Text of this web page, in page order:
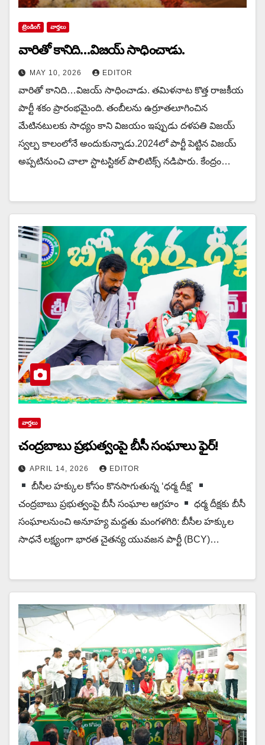
ట్రెండింగ్ వార్త‌లు
వారితో కానిది…విజయ్ సాధించాడు.
MAY 10, 2026 EDITOR
వారితో కానిది…విజయ్ సాధించాడు. త‌మిళ‌నాట కొత్త రాజ‌కీయ
పార్టీ శ‌కం ప్రారంభ‌మైంది. తంబీల‌ను ఉర్రూత‌లూగించిన
మేటిన‌టులకు సాధ్యం కాని విజ‌యం ఇప్పుడు ద‌ళ‌ప‌తి విజ‌య్
స్వ‌ల్ప కాలంలోనే అందుకున్నాడు.2024లో పార్టీ పెట్టిన విజయ్
అప్ప‌టినుంచి చాలా స్టాట‌స్టిక‌ల్ పాలిటిక్స్ న‌డిపారు. కేంద్రం…
వార్త‌లు
చంద్రబాబు ప్రభుత్వంపై బీసీ సంఘాలు ఫైర్!
APRIL 14, 2026 EDITOR
బీసీల హక్కుల కోసం కొన‌సాగుతున్న‌ ‘ధర్మ దీక్ష’
చంద్రబాబు ప్రభుత్వంపై బీసీ సంఘాల ఆగ్రహం
ధర్మ దీక్షకు బీసీ
సంఘాలనుంచి అనూహ్య మద్దతు మంగళగిరి: బీసీల హక్కుల
సాధనే లక్ష్యంగా భారత చైతన్య యువజన పార్టీ (BCY)…